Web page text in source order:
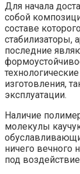
Для начала
собой
составе
стабилизаторы,
последние
изготовления,
эксплуатации.
Наличие
молекулы
ничего вечного
под